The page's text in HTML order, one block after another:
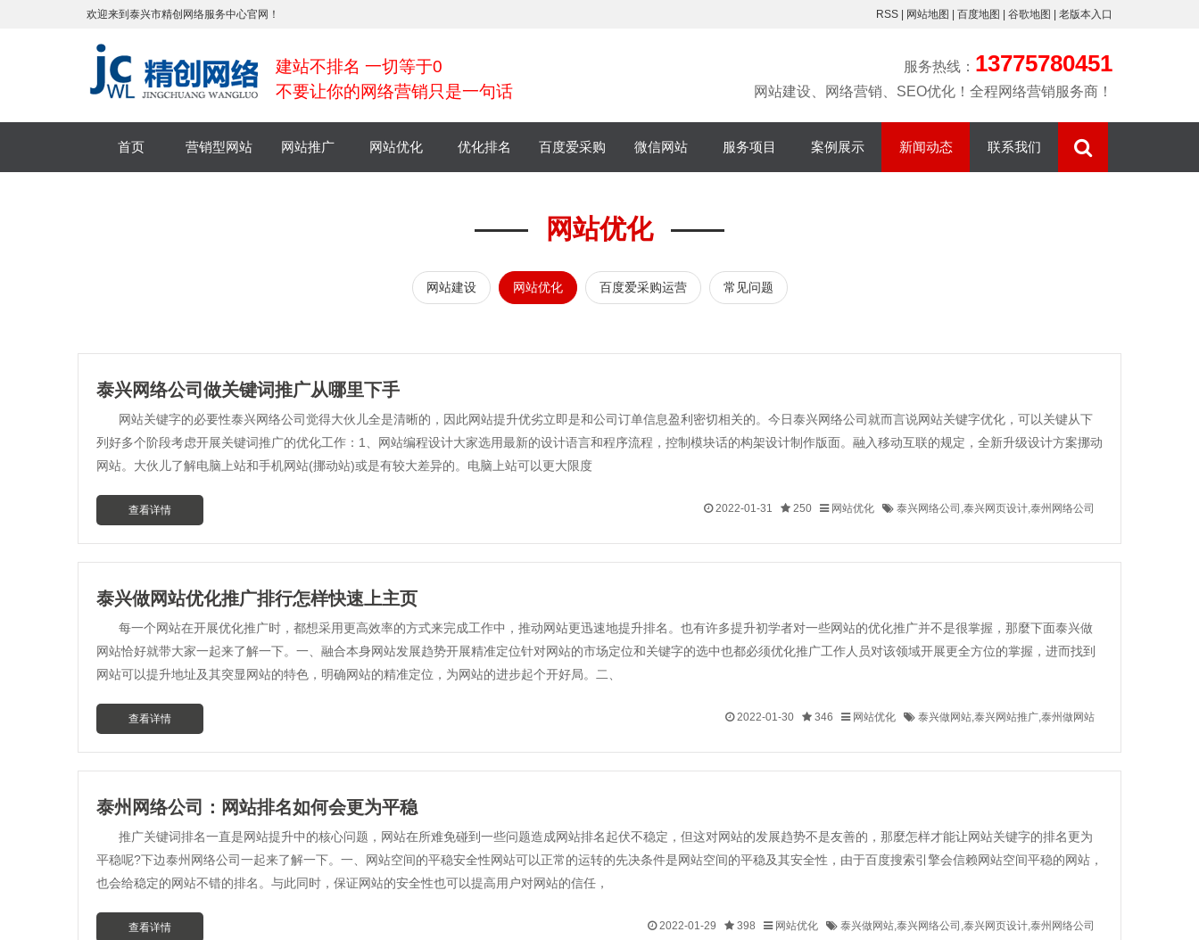
欢迎来到泰兴市精创网络服务中心官网！ RSS 网站地图 百度地图 谷歌地图 老版本入口
建站不排名 一切等于0
不要让你的网络营销只是一句话
服务热线： 13775780451
网站建设、网络营销、SEO优化！全程网络营销服务商！
首页 营销型网站 网站推广 网站优化 优化排名 百度爱采购 微信网站
微商城
服务项目 案例展示
淘宝开店
新闻动态 联系我们
—— 网站优化 ——
网站建设 网站优化 百度爱采购运营 常见问题
泰兴网络公司做关键词推广从哪里下手
网站关键字的必要性泰兴网络公司觉得大伙儿全是清晰的，因此网站提升优劣立即是和公司订单信息盈利密切相关的。今日泰兴网络公司就而言说网站关键字优化，可以关键从下
列好多个阶段考虑开展关键词推广的优化工作：1、网站编程设计大家选用最新的设计语言和程序流程，控制模块话的构架设计制作版面。融入移动互联的规定，全新升级设计方案挪动
网站。大伙儿了解电脑上站和手机网站(挪动站)或是有较大差异的。电脑上站可以更大限度
查看详情 2022-01-31 250 网站优化 泰兴网络公司,泰兴网页设计,泰州网络公司
泰兴做网站优化推广排行怎样快速上主页
每一个网站在开展优化推广时，都想采用更高效率的方式来完成工作中，推动网站更迅速地提升排名。也有许多提升初学者对一些网站的优化推广并不是很掌握，那麼下面泰兴做
网站恰好就带大家一起来了解一下。一、融合本身网站发展趋势开展精准定位针对网站的市场定位和关键字的选中也都必须优化推广工作人员对该领域开展更全方位的掌握，进而找到
网站可以提升地址及其突显网站的特色，明确网站的精准定位，为网站的进步起个开好局。二、
查看详情 2022-01-30 346 网站优化 泰兴做网站,泰兴网站推广,泰州做网站
泰州网络公司：网站排名如何会更为平稳
推广关键词排名一直是网站提升中的核心问题，网站在所难免碰到一些问题造成网站排名起伏不稳定，但这对网站的发展趋势不是友善的，那麼怎样才能让网站关键字的排名更为
平稳呢?下边泰州网络公司一起来了解一下。一、网站空间的平稳安全性网站可以正常的运转的先决条件是网站空间的平稳及其安全性，由于百度搜索引擎会信赖网站空间平稳的网站，
也会给稳定的网站不错的排名。与此同时，保证网站的安全性也可以提高用户对网站的信任，
查看详情 2022-01-29 398 网站优化 泰兴做网站,泰兴网络公司,泰兴网页设计,泰州网络公司